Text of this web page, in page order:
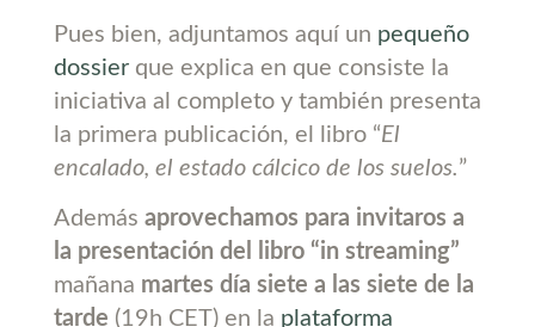
Pues bien, adjuntamos aquí un pequeño
dossierque explica en que consiste la
iniciativa al completo y también presenta
la primera publicación, el libro “El
encalado, el estado cálcico de los suelos.”
Además aprovechamos para invitaros a
la presentación del libro “in streaming”
mañana martes día siete a las siete de la
tarde (19h CET) en la plataforma